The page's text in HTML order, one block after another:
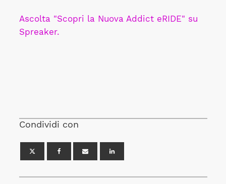
Ascolta "Scopri la Nuova Addict eRIDE" su
Spreaker.
Condividi con